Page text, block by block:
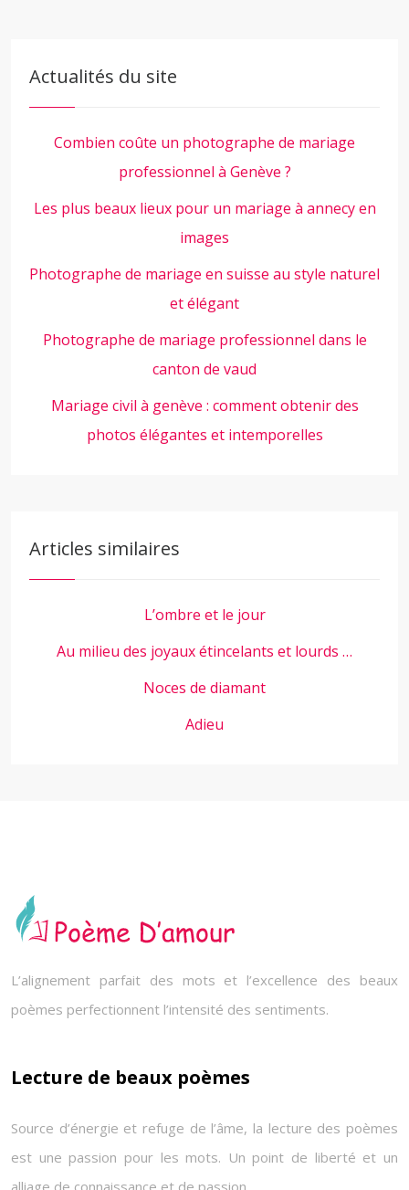
Actualités du site
Combien coûte un photographe de mariage
professionnel à Genève ?
Les plus beaux lieux pour un mariage à annecy en
images
Photographe de mariage en suisse au style naturel
et élégant
Photographe de mariage professionnel dans le
canton de vaud
Mariage civil à genève : comment obtenir des
photos élégantes et intemporelles
Articles similaires
L’ombre et le jour
Au milieu des joyaux étincelants et lourds …
Noces de diamant
Adieu
L’alignement parfait des mots et l’excellence des beaux
poèmes perfectionnent l’intensité des sentiments.
Lecture de beaux poèmes
Source d’énergie et refuge de l’âme, la lecture des poèmes
est une passion pour les mots. Un point de liberté et un
alliage de connaissance et de passion.